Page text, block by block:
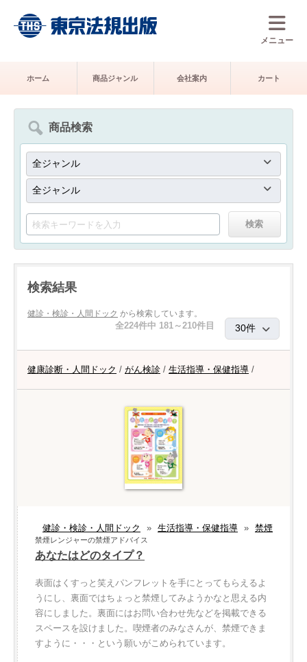
メニュー
ホーム 商品ジャンル 会社案内 カート
商品検索
検索結果
健診・検診・人間ドック から検索しています。
全224件中 181～210件目
健康診断・人間ドック / がん検診 / 生活指導・保健指導 /
健診・検診・人間ドック » 生活指導・保健指導 » 禁煙
禁煙レンジャーの禁煙アドバイス
あなたはどのタイプ？
表面はくすっと笑えパンフレットを手にとってもらえるよ
うにし、裏面ではちょっと禁煙してみようかなと思える内
容にしました。裏面にはお問い合わせ先などを掲載できる
スペースを設けました。喫煙者のみなさんが、禁煙できま
すように・・・という願いがこめられています。